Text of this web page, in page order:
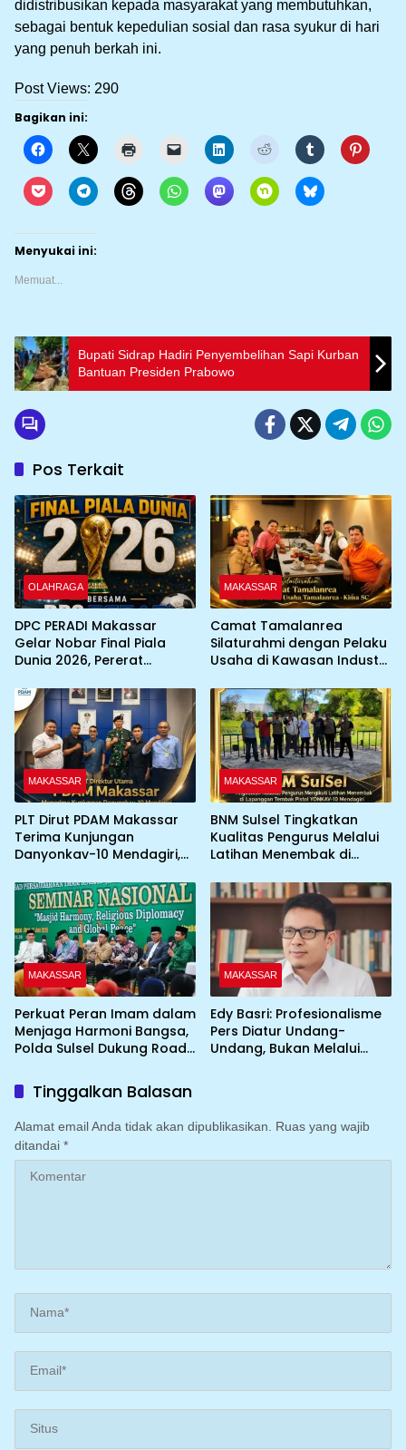
didistribusikan kepada masyarakat yang membutuhkan,
sebagai bentuk kepedulian sosial dan rasa syukur di hari
yang penuh berkah ini.
Post Views: 290
Bagikan ini:
Menyukai ini:
Memuat...
Bupati Sidrap Hadiri Penyembelihan Sapi Kurban
Bantuan Presiden Prabowo
Pos Terkait
OLAHRAGA
DPC PERADI Makassar
Gelar Nobar Final Piala
Dunia 2026, Pererat
MAKASSAR
Camat Tamalanrea
Silaturahmi dengan Pelaku
Usaha di Kawasan Industri,
Pemerintah dan Dunia
Usaha
MAKASSAR
PLT Dirut PDAM Makassar
Terima Kunjungan
Danyonkav-10 Mendagiri,
Layanan Air Bersih Asrama
MAKASSAR
BNM Sulsel Tingkatkan
Kualitas Pengurus Melalui
Latihan Menembak di
YONKAV-10 Mendagiri
MAKASSAR
Perkuat Peran Imam dalam
Menjaga Harmoni Bangsa,
Polda Sulsel Dukung Road
MAKASSAR
Edy Basri: Profesionalisme
Pers Diatur Undang-
Undang, Bukan Melalui
Tinggalkan Balasan
Alamat email Anda tidak akan dipublikasikan.
Ruas yang wajib
ditandai *